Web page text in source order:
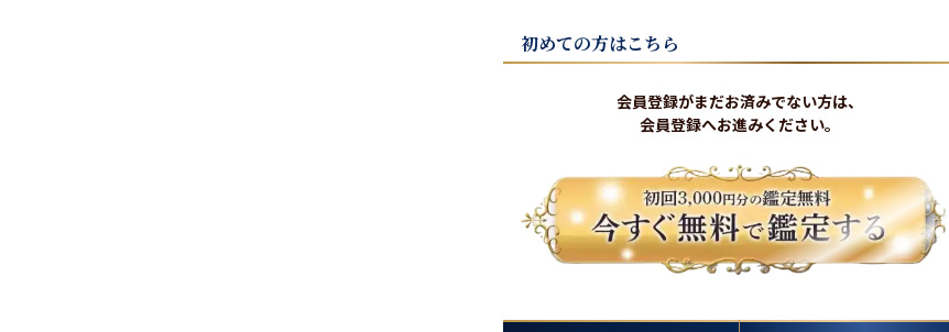
初めての方はこちら
会員登録がまだお済みでない方は、
会員登録へお進みください。